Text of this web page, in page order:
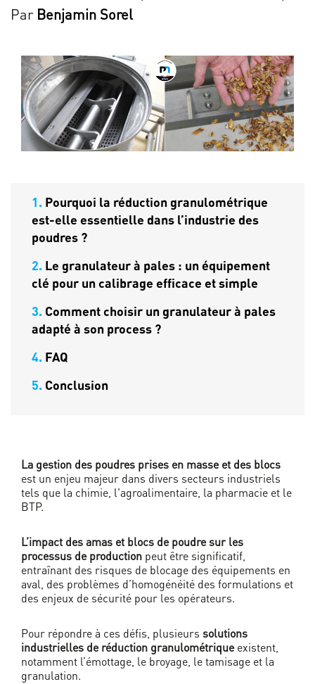
Par Benjamin Sorel
1. Pourquoi la réduction granulométrique
est-elle essentielle dans l’industrie des
poudres ?
2. Le granulateur à pales : un équipement
clé pour un calibrage efficace et simple
3. Comment choisir un granulateur à pales
adapté à son process ?
4. FAQ
5. Conclusion
La gestion des poudres prises en masse et des blocs
est un enjeu majeur dans divers secteurs industriels
tels que la chimie, l'agroalimentaire, la pharmacie et le
BTP.
L’impact des amas et blocs de poudre sur les
processus de production peut être significatif,
entraînant des risques de blocage des équipements en
aval, des problèmes d’homogénéité des formulations et
des enjeux de sécurité pour les opérateurs.
Pour répondre à ces défis, plusieurs solutions
industrielles de réduction granulométriqueexistent,
notamment l’émottage, le broyage, le tamisage et la
granulation.